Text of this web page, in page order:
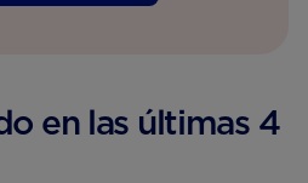
en las últimas 4